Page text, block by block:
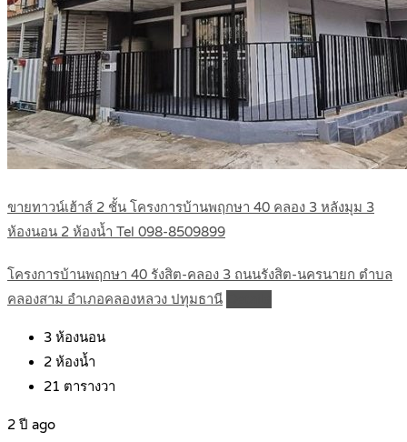
ขายทาวน์เฮ้าส์ 2 ชั้น โครงการบ้านพฤกษา 40 คลอง 3 หลังมุม 3
ห้องนอน 2 ห้องน้ำ Tel 098-8509899
โครงการบ้านพฤกษา 40 รังสิต-คลอง 3 ถนนรังสิต-นครนายก ตำบล
คลองสาม อำเภอคลองหลวง ปทุมธานี
3 ห้องนอน
2 ห้องน้ำ
21 ตารางวา
2 ปี ago